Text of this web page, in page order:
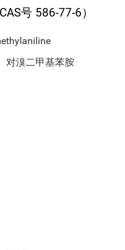
号 586-77-6）
对溴二甲基苯胺